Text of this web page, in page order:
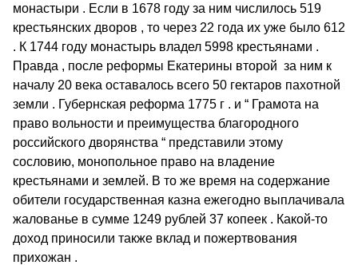
монастыри . Если в 1678 году за ним числилось 519
крестьянских дворов , то через 22 года их уже было 612
. К 1744 году монастырь владел 5998 крестьянами .
Правда , после реформы Екатерины второй за ним к
началу 20 века оставалось всего 50 гектаров пахотной
земли . Губернская реформа 1775 г . и “ Грамота на
право вольности и преимущества благородного
российского дворянства “ представили этому
сословию, монопольное право на владение
крестьянами и землей. В то же время на содержание
обители государственная казна ежегодно выплачивала
жалованье в сумме 1249 рублей 37 копеек . Какой-то
доход приносили также вклад и пожертвования
прихожан .